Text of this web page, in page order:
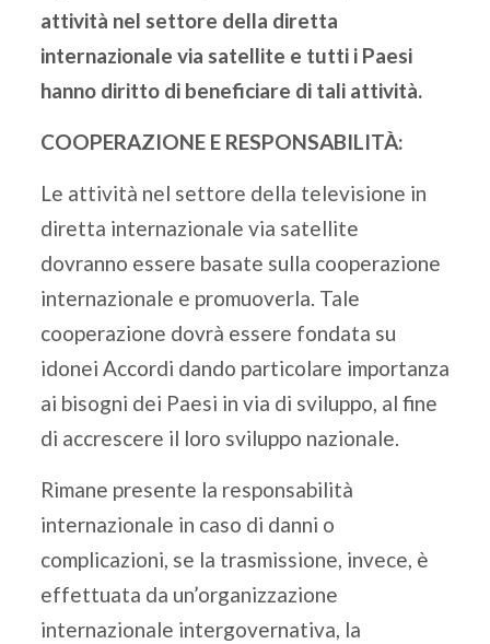
attività nel settore della diretta
internazionale via satellite e tutti i Paesi
hanno diritto di beneficiare di tali attività.
COOPERAZIONE E RESPONSABILITÀ:
Le attività nel settore della televisione in
diretta internazionale via satellite
dovranno essere basate sulla cooperazione
internazionale e promuoverla. Tale
cooperazione dovrà essere fondata su
idonei Accordi dando particolare importanza
ai bisogni dei Paesi in via di sviluppo, al fine
di accrescere il loro sviluppo nazionale.
Rimane presente la responsabilità
internazionale in caso di danni o
complicazioni, se la trasmissione, invece, è
effettuata da un’organizzazione
internazionale intergovernativa, la